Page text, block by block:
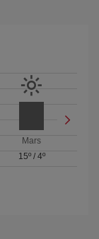
Mars
15º/ 4º